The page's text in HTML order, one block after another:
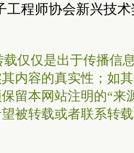
工程师协会新兴技
仅仅是出于传播信
内容的真实性；如
留本网站注明的“来
被转载或者联系转